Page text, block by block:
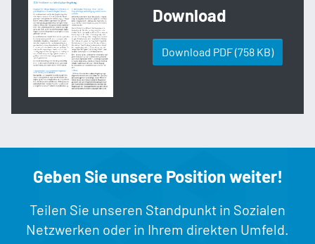
Download
Download PDF(758 KB)
Geben Sie unsere Position weiter!
Teilen Sie unseren Standpunkt in Sozialen
Netzwerken oder in Ihrem direkten Umfeld.